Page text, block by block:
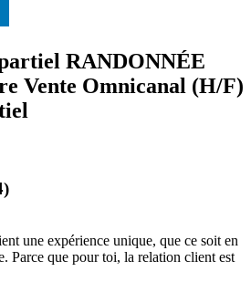
RANDONNÉE
Vente Omnicanal (H/F)
une expérience unique, que ce soit en
Parce que pour toi, la relation client est